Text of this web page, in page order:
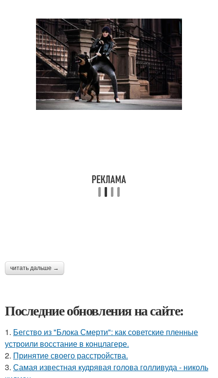
читать дальше →
Последние обновления на сайте:
1. Бегство из "Блока Смерти": как советские пленные
устроили восстание в концлагере.
2. Принятие своего расстройства.
3. Самая известная кудрявая голова голливуда - николь